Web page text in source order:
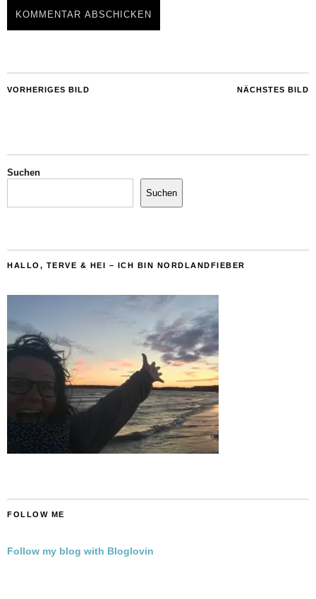
NÄCHSTES BILD
VORHERIGES BILD
Suchen
Suchen
HALLO, TERVE & HEI – ICH BIN NORDLANDFIEBER
FOLLOW ME
Follow my blog with Bloglovin